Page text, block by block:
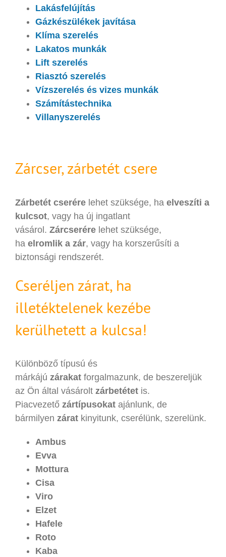
Lakásfelújítás
Gázkészülékek javítása
Klíma szerelés
Lakatos munkák
Lift szerelés
Riasztó szerelés
Vízszerelés és vizes munkák
Számítástechnika
Villanyszerelés
Zárcser, zárbetét csere
Zárbetét cserére lehet szüksége, ha elveszíti a
kulcsot, vagy ha új ingatlant
vásárol. Zárcserére lehet szüksége,
ha elromlik a zár, vagy ha korszerűsíti a
biztonsági rendszerét.
Cseréljen zárat, ha
illetéktelenek kezébe
kerülhetett a kulcsa!
Különböző típusú és
márkájú zárakat forgalmazunk, de beszereljük
az Ön által vásárolt zárbetétet is.
Piacvezető zártípusokat ajánlunk, de
bármilyen zárat kinyitunk, cserélünk, szerelünk.
Ambus
Evva
Mottura
Cisa
Viro
Elzet
Hafele
Roto
Kaba